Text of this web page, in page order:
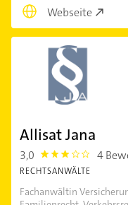
Webseite
Allisat Jana
3,0 3.0 4
RECHTSANWÄLTE
Fachanwältin